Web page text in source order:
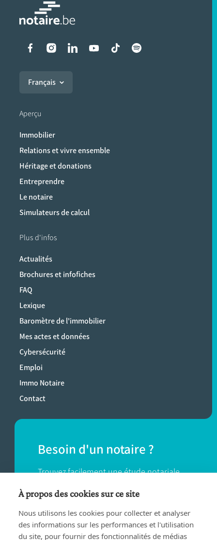
Liens vers les réseaux
Français
Aperçu
Immobilier
Relations et vivre ensemble
Héritage et donations
Entreprendre
Le notaire
Simulateurs de calcul
Plus d'infos
Actualités
Brochures et infofiches
FAQ
Lexique
Baromètre de l'immobilier
Mes actes et données
Cybersécurité
Emploi
Immo Notaire
Contact
Besoin d'un notaire ?
Trouvez facilement une étude notariale
près de chez vous.
TROUVER UN NOTAIRE
À propos des cookies sur ce site
Nous utilisons les cookies pour collecter et analyser
des informations sur les performances et l'utilisation
du site, pour fournir des fonctionnalités de médias